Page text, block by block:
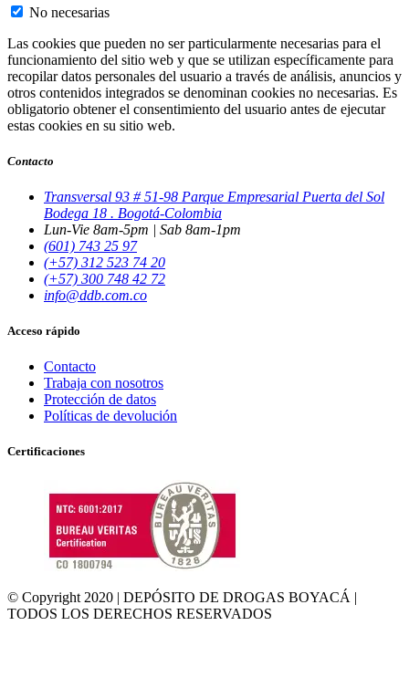
No necesarias
Las cookies que pueden no ser particularmente necesarias para el
funcionamiento del sitio web y que se utilizan específicamente para
recopilar datos personales del usuario a través de análisis, anuncios y
otros contenidos integrados se denominan cookies no necesarias. Es
obligatorio obtener el consentimiento del usuario antes de ejecutar
estas cookies en su sitio web.
Contacto
Transversal 93 # 51-98 Parque Empresarial Puerta del Sol
Bodega 18 . Bogotá-Colombia
Lun-Vie 8am-5pm | Sab 8am-1pm
(601) 743 25 97
(+57) 312 523 74 20
(+57) 300 748 42 72
info@ddb.com.co
Acceso rápido
Contacto
Trabaja con nosotros
Protección de datos
Políticas de devolución
Certificaciones
© Copyright 2020 | DEPÓSITO DE DROGAS BOYACÁ |
TODOS LOS DERECHOS RESERVADOS